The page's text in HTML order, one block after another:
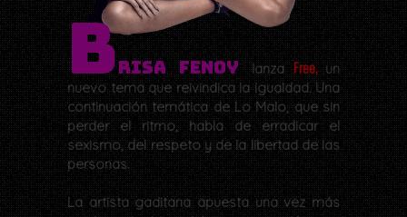
Brisa FenoylanzaFree,un
nuevo tema que reivindica la igualdad. Una
continuación temática de Lo Malo, que sin
perder el ritmo, habla de erradicar el
sexismo, del respeto y de la libertad de las
personas.
La artista gaditana apuesta una vez más